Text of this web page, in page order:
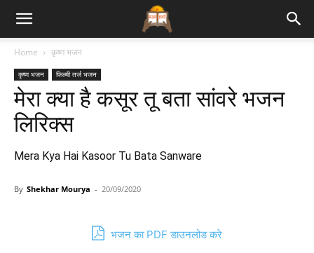
Bhajan
Lyrics
Home कृष्ण भजन
कृष्ण भजन फिल्मी तर्ज भजन
मेरा क्या है कसूर तू बता सांवरे भजन
लिरिक्स
Mera Kya Hai Kasoor Tu Bata Sanware
By Shekhar Mourya - 20/09/2020
भजन का PDF डाउनलोड करे